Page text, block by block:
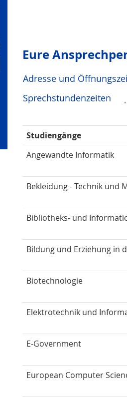
Eure
Adresse und
Sprechstundenzeiten
Studiengänge
Angewandte Informatik
Bekleidung - Technik und
Bibliotheks- und
Bildung und Erziehung in
Biotechnologie
Elektrotechnik und
E-Government
European Computer